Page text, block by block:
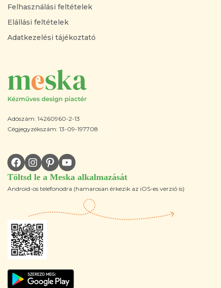
Felhasználási feltételek
Elállási feltételek
Adatkezelési tájékoztató
Adószám: 14260960-2-13
Cégjegyzékszám: 13-09-197708
Töltsd le a Meska alkalmazását
Android-os telefonodra (hamarosan érkezik az iOS-es verzió is)